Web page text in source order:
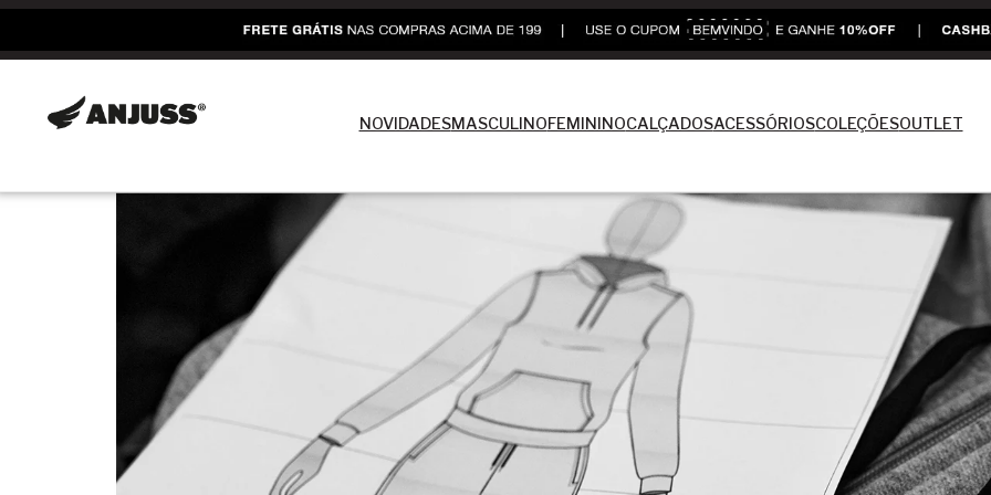
NOVIDADESMASCULINOFEMININOCALÇADOSACESSÓRIOSCOLEÇÕESOUTLET